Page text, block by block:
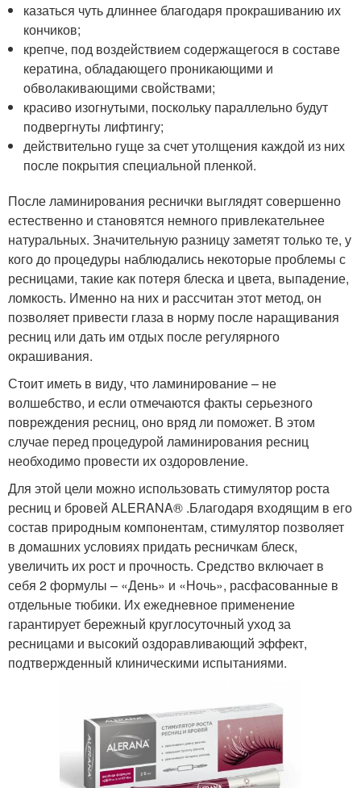
казаться чуть длиннее благодаря прокрашиванию их
кончиков;
крепче, под воздействием содержащегося в составе
кератина, обладающего проникающими и
обволакивающими свойствами;
красиво изогнутыми, поскольку параллельно будут
подвергнуты лифтингу;
действительно гуще за счет утолщения каждой из них
после покрытия специальной пленкой.
После ламинирования реснички выглядят совершенно
естественно и становятся немного привлекательнее
натуральных. Значительную разницу заметят только те, у
кого до процедуры наблюдались некоторые проблемы с
ресницами, такие как потеря блеска и цвета, выпадение,
ломкость. Именно на них и рассчитан этот метод, он
позволяет привести глаза в норму после наращивания
ресниц или дать им отдых после регулярного
окрашивания.
Стоит иметь в виду, что ламинирование – не
волшебство, и если отмечаются факты серьезного
повреждения ресниц, оно вряд ли поможет. В этом
случае перед процедурой ламинирования ресниц
необходимо провести их оздоровление.
Для этой цели можно использовать стимулятор роста
ресниц и бровей ALERANA® .Благодаря входящим в его
состав природным компонентам, стимулятор позволяет
в домашних условиях придать ресничкам блеск,
увеличить их рост и прочность. Средство включает в
себя 2 формулы – «День» и «Ночь», расфасованные в
отдельные тюбики. Их ежедневное применение
гарантирует бережный круглосуточный уход за
ресницами и высокий оздоравливающий эффект,
подтвержденный клиническими испытаниями.